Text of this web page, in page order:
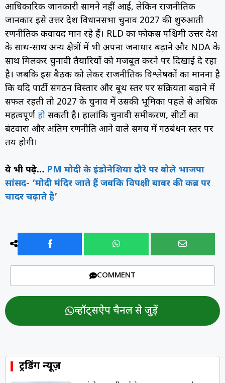
आधिकारिक जानकारी सामने नहीं आई, लेकिन राजनीतिक
जानकार इसे उत्तर प्रदेश विधानसभा चुनाव 2027 की शुरुआती
रणनीतिक कवायद मान रहे हैं। RLD का फोकस पश्चिमी उत्तर प्रदेश
के साथ-साथ अन्य क्षेत्रों में भी अपना जनाधार बढ़ाने और NDA के
साथ मिलकर चुनावी तैयारियों को मजबूत करने पर दिखाई दे रहा
है। जबकि इस बैठक को लेकर राजनीतिक विश्लेषकों का मानना है
कि यदि पार्टी संगठन विस्तार और बूथ स्तर पर सक्रियता बढ़ाने में
सफल रहती तो 2027 के चुनाव में उसकी भूमिका पहले से अधिक
महत्वपूर्ण हो सकती है। हालांकि चुनावी समीकरण, सीटों का
बंटवारा और अंतिम रणनीति आने वाले समय में गठबंधन स्तर पर
तय होगी।
ये भी पढ़े… PM मोदी के इंडोनेशिया दौरे पर बोले भाजपा
सांसद- ‘मोदी मंदिर जाते हैं जबकि विपक्षी बाबर की कब्र पर
चादर चढ़ाते है’
COMMENT
व्हॉट्सऐप चैनल से जुड़ें
ट्रेंडिंग न्यूज़